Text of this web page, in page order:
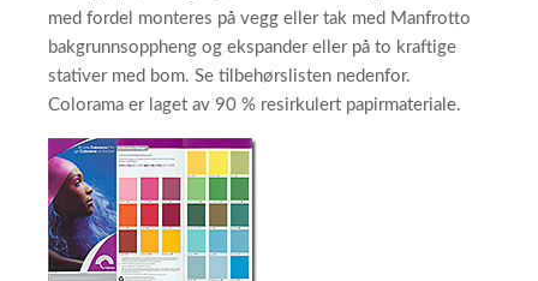
med fordel monteres på vegg eller tak med Manfrotto
bakgrunnsoppheng og ekspander eller på to kraftige
stativer med bom. Se tilbehørslisten nedenfor.
Colorama er laget av 90 % resirkulert papirmateriale.